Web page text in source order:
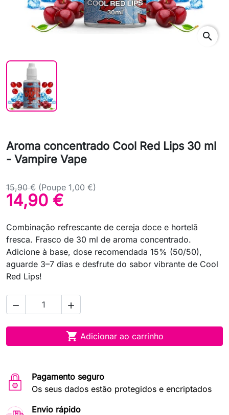
search
Aroma concentrado Cool Red Lips 30 ml
- Vampire Vape
15,90 € (Poupe 1,00 €)
14,90 €
Combinação refrescante de cereja doce e hortelã
fresca. Frasco de 30 ml de aroma concentrado.
Adicione à base, dose recomendada 15% (50/50),
aguarde 3–7 dias e desfrute do sabor vibrante de Cool
Red Lips!
 
 Adicionar ao carrinho
Pagamento seguro
Os seus dados estão protegidos e encriptados
Envio rápido